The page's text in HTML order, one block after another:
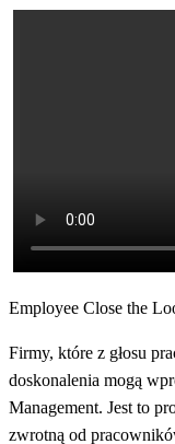
Employee Close the
Firmy, które z głosu
doskonalenia mogą
Management. Jest to
zwrotną od